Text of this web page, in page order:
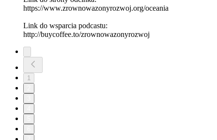
https://www.zrownowazonyrozwoj.org/oceania
Link do wsparcia podcastu:
http://buycoffee.to/zrownowazonyrozwoj
1